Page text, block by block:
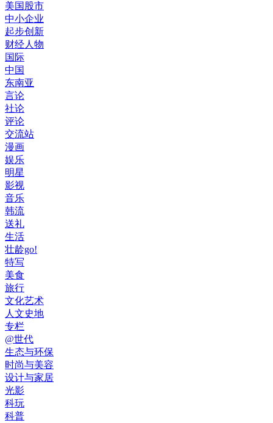
美国股市
中小企业
起步创新
财经人物
国际
中国
东南亚
言论
社论
评论
交流站
漫画
娱乐
明星
影视
音乐
韩流
送礼
生活
壮龄go!
特写
美食
旅行
文化艺术
人文史地
专栏
@世代
生态与环保
时尚与美容
设计与家居
光影
科玩
科普